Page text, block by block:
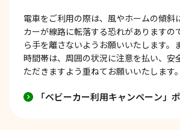
電車をご利用の際は、風やホームの傾斜
カーが線路に転落する恐れがありますの
ら手を離さないようお願いいたします。
時間帯は、周囲の状況に注意を払い、安
ただきますよう重ねてお願いいたします。
「ベビーカー利用キャンペーン」